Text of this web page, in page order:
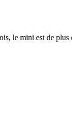
le mini est de